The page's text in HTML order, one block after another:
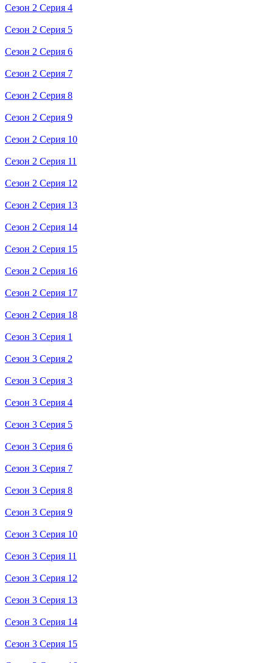
Сезон 2 Серия 4
Сезон 2 Серия 5
Сезон 2 Серия 6
Сезон 2 Серия 7
Сезон 2 Серия 8
Сезон 2 Серия 9
Сезон 2 Серия 10
Сезон 2 Серия 11
Сезон 2 Серия 12
Сезон 2 Серия 13
Сезон 2 Серия 14
Сезон 2 Серия 15
Сезон 2 Серия 16
Сезон 2 Серия 17
Сезон 2 Серия 18
Сезон 3 Серия 1
Сезон 3 Серия 2
Сезон 3 Серия 3
Сезон 3 Серия 4
Сезон 3 Серия 5
Сезон 3 Серия 6
Сезон 3 Серия 7
Сезон 3 Серия 8
Сезон 3 Серия 9
Сезон 3 Серия 10
Сезон 3 Серия 11
Сезон 3 Серия 12
Сезон 3 Серия 13
Сезон 3 Серия 14
Сезон 3 Серия 15